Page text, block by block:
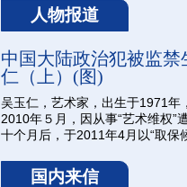
人物报道
中国大陆政治犯被监
仁（上）(图)
吴玉仁，艺术家，出生于1971年
2010年５月，因从事“艺术维权”
十个月后，于2011年4月以“取保
国内来信